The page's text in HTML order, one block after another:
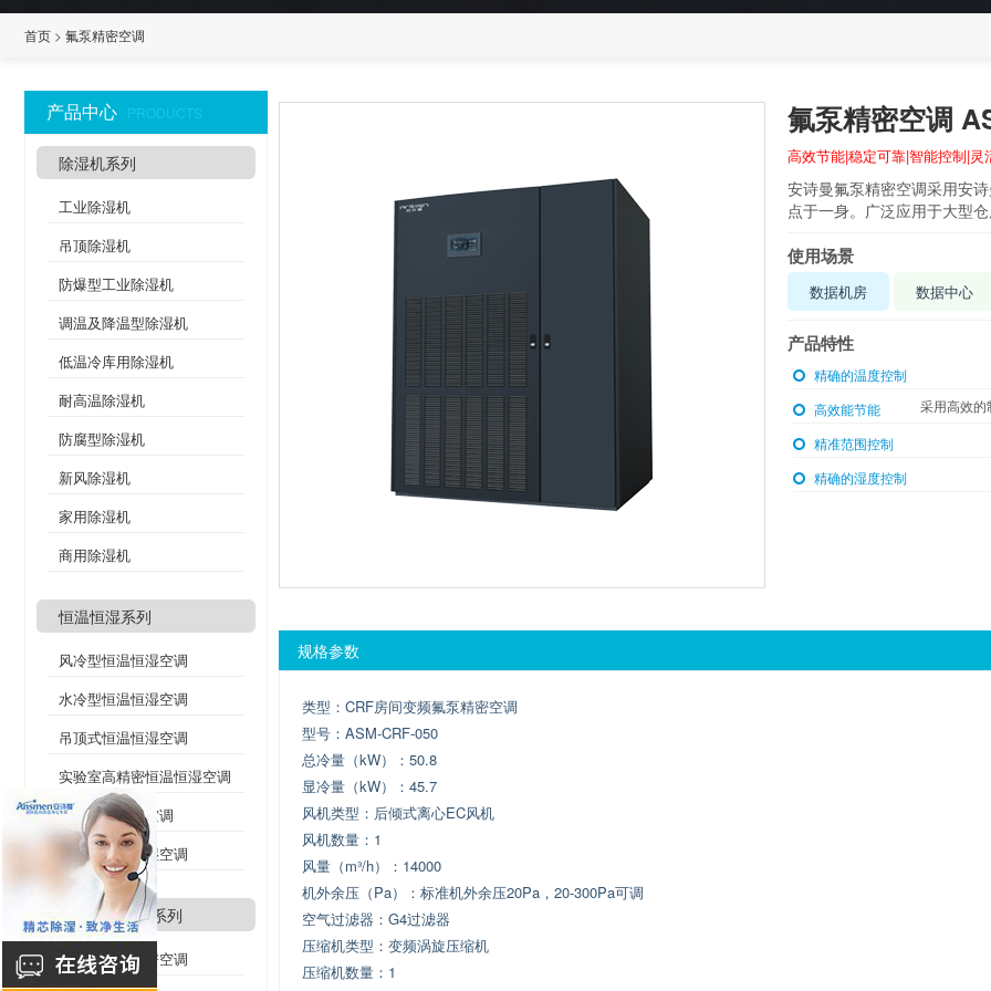
首页 > 氟泵精密空调
产品中心 PRODUCTS
除湿机系列
工业除湿机
吊顶除湿机
防爆型工业除湿机
调温及降温型除湿机
低温冷库用除湿机
耐高温除湿机
防腐型除湿机
新风除湿机
家用除湿机
商用除湿机
恒温恒湿系列
风冷型恒温恒湿空调
水冷型恒温恒湿空调
吊顶式恒温恒湿空调
实验室高精密恒温恒湿空调
酒窖恒温恒湿空调
双冷源恒温恒湿空调
精密机房空调系列
风冷式精密机房空调
氟泵精密空调
高效节能|稳定可靠|智能控制|灵
安诗曼氟泵精密空调采用安
点于一身。广泛应用于大型
使用场景
数据机房 数据中心
产品特性
精确的温度控制
高效能节能
采用高效的
精准范围控制
精确的湿度控制
规格参数
类型：CRF房间变频氟泵精密空调
型号：ASM-CRF-050
总冷量（kW）：50.8
显冷量（kW）：45.7
风机类型：后倾式离心EC风机
风机数量：1
风量（m³/h）：14000
机外余压（Pa）：标准机外余压20Pa，20-300Pa可调
空气过滤器：G4过滤器
压缩机类型：变频涡旋压缩机
压缩机数量：1